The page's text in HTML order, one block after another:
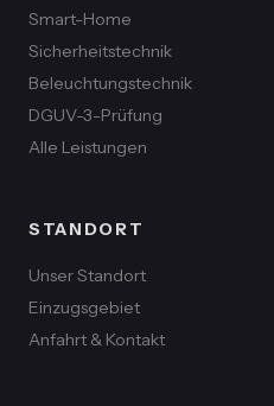
Smart-Home
Sicherheitstechnik
Beleuchtungstechnik
DGUV-3-Prüfung
Alle Leistungen
STANDORT
Unser Standort
Einzugsgebiet
Anfahrt & Kontakt